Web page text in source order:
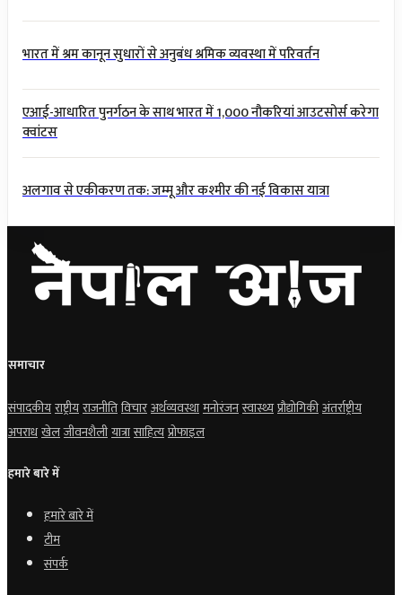
भारत में श्रम कानून सुधारों से अनुबंध श्रमिक व्यवस्था में परिवर्तन
एआई-आधारित पुनर्गठन के साथ भारत में 1,000 नौकरियां आउटसोर्स करेगा
क्वांटस
अलगाव से एकीकरण तक: जम्मू और कश्मीर की नई विकास यात्रा
समाचार
संपादकीयराष्ट्रीयराजनीतिविचारअर्थव्यवस्थामनोरंजनस्वास्थ्यप्रौद्योगिकीअंतर्राष्ट्रीय
अपराधखेलजीवनशैलीयात्रासाहित्यप्रोफाइल
हमारे बारे में
हमारे बारे में
टीम
संपर्क